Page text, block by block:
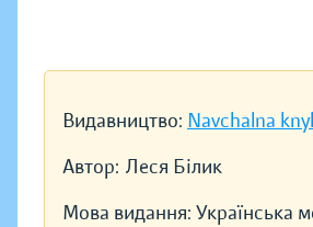
Видавництво: Navchalna
Автор: Леся Білик
Мова видання: Українська